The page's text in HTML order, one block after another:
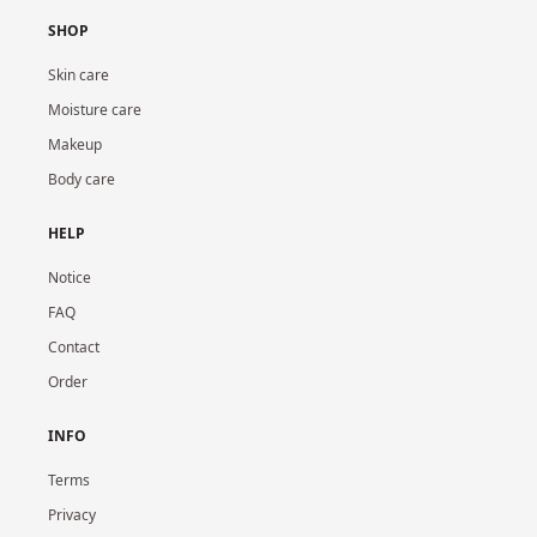
SHOP
Skin care
Moisture care
Makeup
Body care
HELP
Notice
FAQ
Contact
Order
INFO
Terms
Privacy